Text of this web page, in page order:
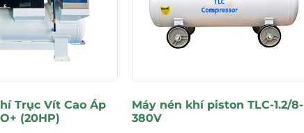
Trục Vít Cao Áp
(20HP)
Máy nén khí piston TLC-1.2/8-
380V